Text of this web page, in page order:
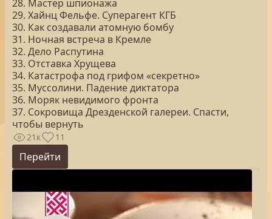
28. Мастер шпионажа
29. Хайнц Фельфе. Суперагент КГБ
30. Как создавали атомную бомбу
31. Ночная встреча в Кремле
32. Дело Распутина
33. Отставка Хрущева
34. Катастрофа под грифом «секретно»
35. Муссолини. Падение диктатора
36. Моряк невидимого фронта
37. Сокровища Дрезденской галереи. Спасти,
чтобы вернуть
21к 11
Перейти